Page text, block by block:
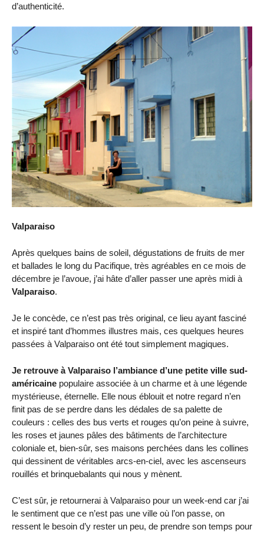
d’authenticité.
Valparaiso
Après quelques bains de soleil, dégustations de fruits de mer
et ballades le long du Pacifique, très agréables en ce mois de
décembre je l’avoue, j’ai hâte d’aller passer une après midi à
Valparaiso.
Je le concède, ce n’est pas très original, ce lieu ayant fasciné
et inspiré tant d’hommes illustres mais, ces quelques heures
passées à Valparaiso ont été tout simplement magiques.
Je retrouve à Valparaiso l’ambiance d’une petite ville sud-
américaine populaire associée à un charme et à une légende
mystérieuse, éternelle. Elle nous éblouit et notre regard n’en
finit pas de se perdre dans les dédales de sa palette de
couleurs : celles des bus verts et rouges qu’on peine à suivre,
les roses et jaunes pâles des bâtiments de l’architecture
coloniale et, bien-sûr, ses maisons perchées dans les collines
qui dessinent de véritables arcs-en-ciel, avec les ascenseurs
rouillés et brinquebalants qui nous y mènent.
C’est sûr, je retournerai à Valparaiso pour un week-end car j’ai
le sentiment que ce n’est pas une ville où l’on passe, on
ressent le besoin d’y rester un peu, de prendre son temps pour